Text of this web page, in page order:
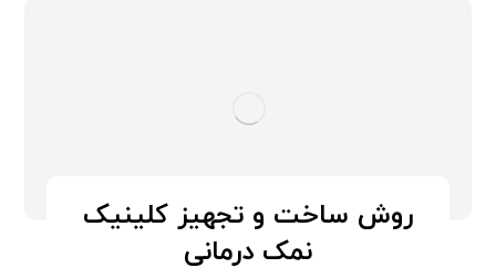
روش ساخت و تجهیز کلینیک
نمک درمانی